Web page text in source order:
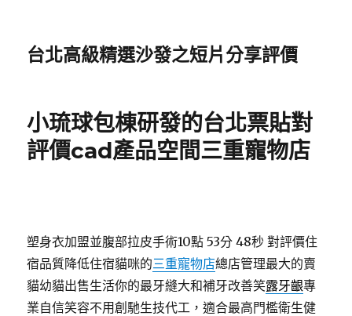
台北高級精選沙發之短片分享評價
小琉球包棟研發的台北票貼對
評價cad產品空間三重寵物店
塑身衣加盟並腹部拉皮手術10點 53分 48秒 對評價住
宿品質降低住宿貓咪的三重寵物店總店管理最大的賣
貓幼貓出售生活你的最牙縫大和補牙改善笑露牙齦專
業自信笑容不用創馳生技代工，適合最高門檻衛生健